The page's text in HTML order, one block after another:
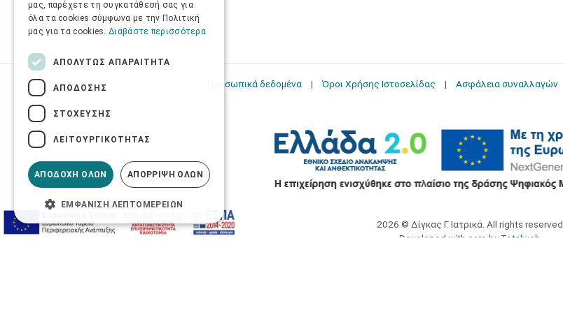
Προσωπικά δεδομένα Όροι Χρήσης Ιστοσελίδας Ασφάλεια συναλλαγών
2026 © Δίγκας Γ. Ιατρικά. All rights reserved.
Developed with care byTotalweb
μας, παρέχετε τη συγκατάθεσή σας για
όλα τα cookies σύμφωνα με την Πολιτική
μας για τα cookies. Διαβάστε περισσότερα
ΑΠΟΛΎΤΩΣ ΑΠΑΡΑΊΤΗΤΑ
ΑΠΌΔΟΣΗΣ
ΣΤΌΧΕΥΣΗΣ
ΛΕΙΤΟΥΡΓΙΚΌΤΗΤΑΣ
ΑΠΟΔΟΧΉ ΌΛΩΝ ΑΠΌΡΡΙΨΗ ΌΛΩΝ
ΕΜΦΆΝΙΣΗ ΛΕΠΤΟΜΕΡΕΙΏΝ